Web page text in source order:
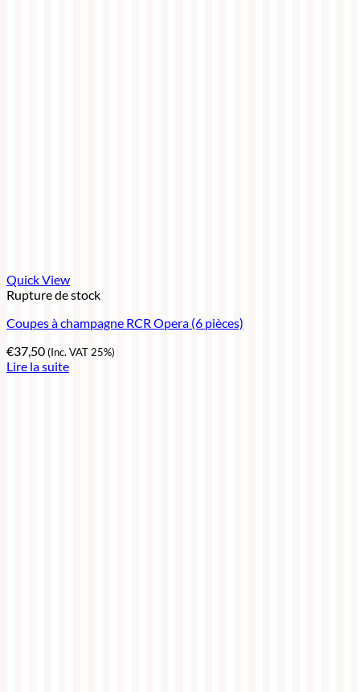
Quick View
Rupture de stock
Coupes à champagne RCR Opera (6 pièces)
€37,50(Inc. VAT 25%)
Lire la suite